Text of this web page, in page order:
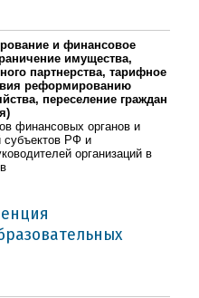
и финансовое
имущества,
партнерства, тарифное
реформированию
переселение граждан
финансовых органов и
субъектов РФ и
организаций в